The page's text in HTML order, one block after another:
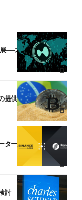
──ステーキング機能
提供を開始
ター「Rango」に投
討──CEO「1年以内